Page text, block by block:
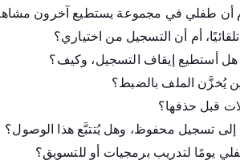
أن طفلي في مجموعة يستطيع آخرون
أم أن التسجيل من اختياري؟
أستطيع إيقاف التسجيل، وكيف؟
يُخزَّن الملف بالضبط؟
قبل حذفها؟
تسجيل محفوظ، وهل يُتتبَّع هذا الوصول؟
يومًا لتدريب برمجيات أو للتسويق؟